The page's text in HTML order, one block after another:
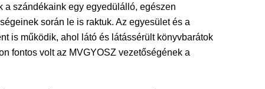
a szándékaink egy egyedülálló, egészen
során le is raktuk. Az egyesület és a
is működik, ahol látó és látássérült könyvbarátok
fontos volt az MVGYOSZ vezetőségének a